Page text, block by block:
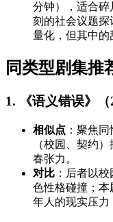
分钟），适合碎
刻的社会议题探
量化，但其中的
同类型剧集推
1. 《语义错误》（
相似点 ：聚焦
（校园、契约
春张力。
对比 ：后者以
色性格碰撞；本
年人的现实压力